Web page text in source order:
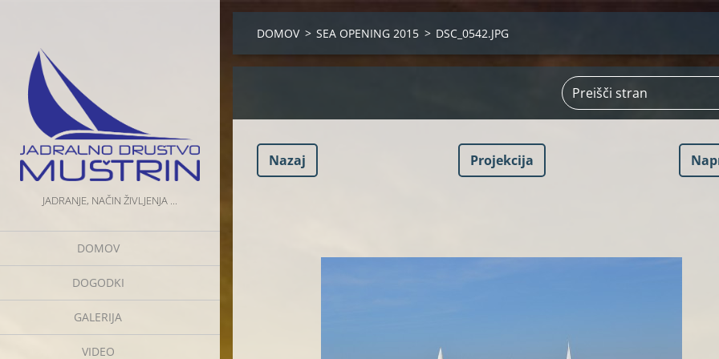
JADRANJE, NAČIN ŽIVLJENJA ...
DOMOV
DOGODKI
GALERIJA
VIDEO
DOMOV > SEA OPENING 2015 > DSC_0542.JPG
Nazaj Projekcija